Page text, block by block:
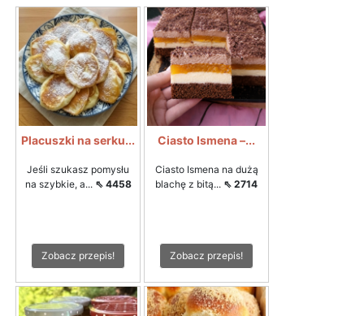
Placuszki na serku...
Jeśli szukasz pomysłu
na szybkie, a... ⇖ 4458
Zobacz przepis!
Ciasto Ismena –...
Ciasto Ismena na dużą
blachę z bitą... ⇖ 2714
Zobacz przepis!